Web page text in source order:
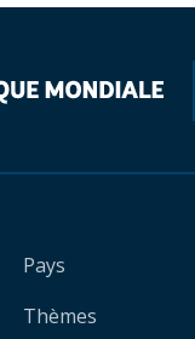
Pays
Thèmes